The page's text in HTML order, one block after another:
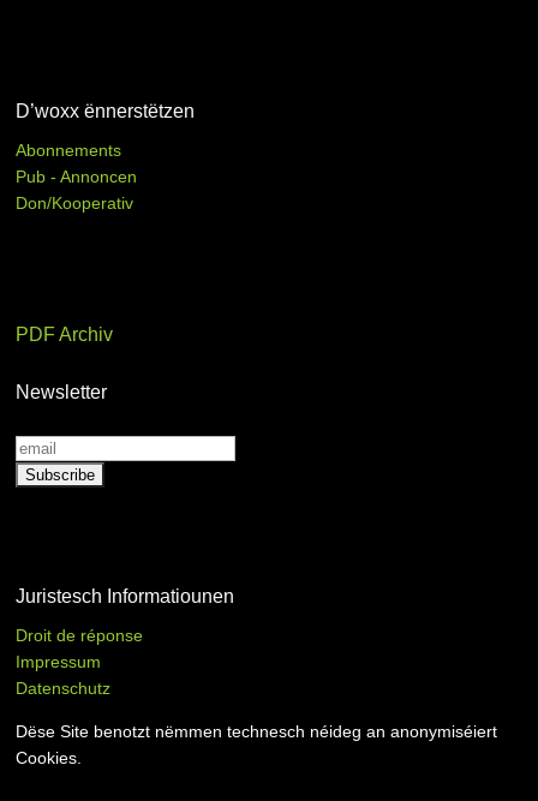
D’woxx ënnerstëtzen
Abonnements
Pub - Annoncen
Don/Kooperativ
PDF Archiv
Newsletter
Juristesch Informatiounen
Droit de réponse
Impressum
Datenschutz
Dëse Site benotzt nëmmen technesch néideg an anonymiséiert
Cookies.